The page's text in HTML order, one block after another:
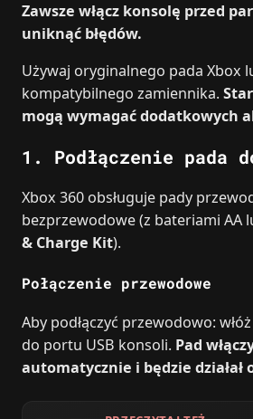
Zawsze włącz konsolę przed
uniknąć błędów.
Używaj oryginalnego pada Xbox
kompatybilnego zamiennika.
mogą wymagać dodatkowych
1. Podłączenie pada
Xbox 360 obsługuje pady
bezprzewodowe (z bateriami AA
& Charge Kit).
Połączenie przewodowe
Aby podłączyć przewodowo:
do portu USB konsoli. Pad
automatycznie i będzie działał